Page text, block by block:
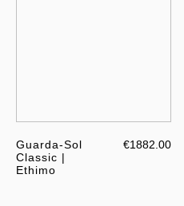
Guarda-Sol
Classic |
Ethimo
€1882.00